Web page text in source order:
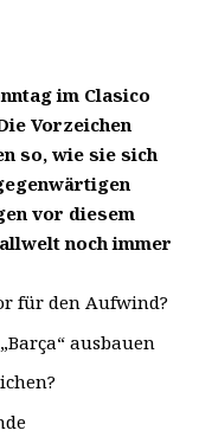
im Clasico
Vorzeichen
so, wie sie sich
vor diesem
noch immer
für den Aufwind?
ausbauen